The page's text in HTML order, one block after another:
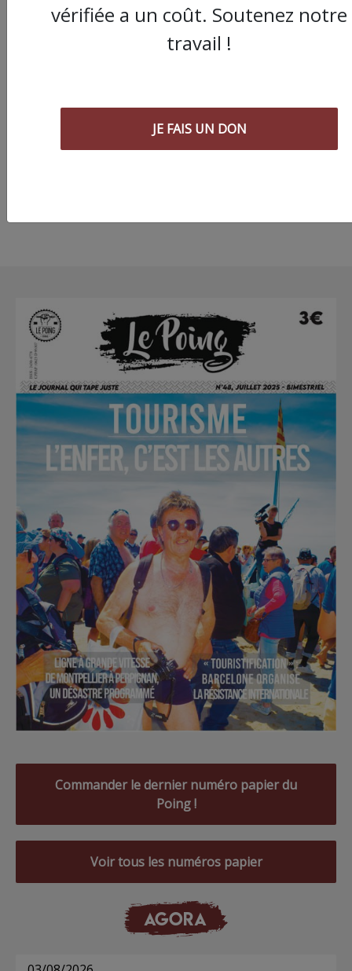
démonstration par
Commander le dernier numéro papier du
Poing !
Voir tous les numéros papier
AGORA
vérifiée a un coût. Soutenez notre
travail !
JE FAIS UN DON